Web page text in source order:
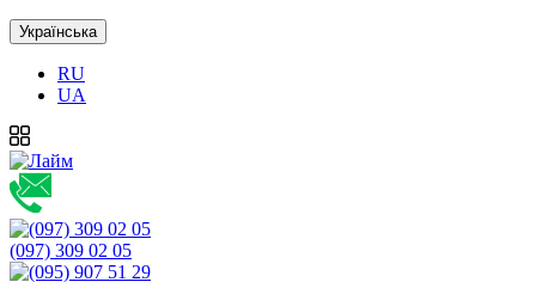
Українська
RU
UA
(097) 309 02 05